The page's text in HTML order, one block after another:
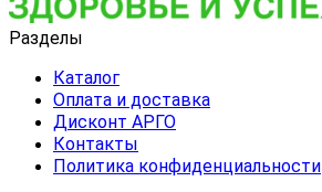
Разделы
Каталог
Оплата и доставка
Дисконт АРГО
Контакты
Политика конфиденциальности